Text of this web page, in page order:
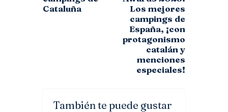
Cataluña
Los mejores
campings de
España, ¡con
protagonismo
catalán y
menciones
especiales!
También te puede gustar